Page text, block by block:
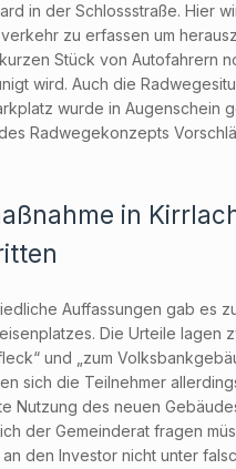
in der Schlossstraße. Hier
zu erfassen um
Stück von Autofahrern
wird. Auch die
wurde in Augenschein
Radwegekonzepts
in
Auffassungen gab es
Die Urteile lagen
und „zum
sich die Teilnehmer
Nutzung des neuen
der Gemeinderat fragen
den Investor nicht unter